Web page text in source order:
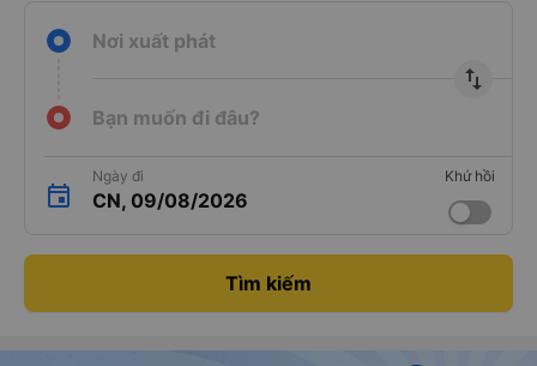
Nơi xuất phát
import_export
Bạn muốn đi đâu?
Ngày đi
CN, 09/08/2026
Khứ hồi
Tìm kiếm